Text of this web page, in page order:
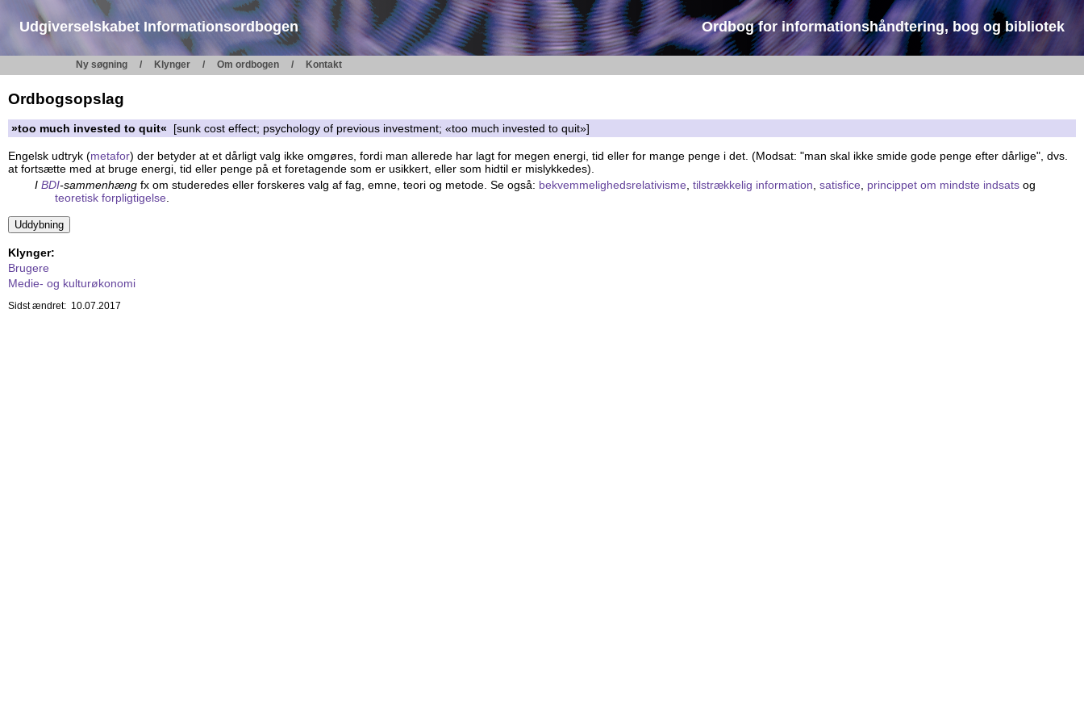
Udgiverselskabet Informationsordbogen Ordbog for informationshåndtering, bog og bibliotek
Ny søgning Klynger Om ordbogen Kontakt
Ordbogsopslag
»too much invested to quit« [sunk cost effect; psychology of previous investment; «too much invested to quit»]
Engelsk udtryk (metafor) der betyder at et dårligt valg ikke omgøres, fordi man allerede har lagt for megen energi, tid eller for mange penge i det. (Modsat: "man skal ikke smide gode penge efter dårlige", dvs.
at fortsætte med at bruge energi, tid eller penge på et foretagende som er usikkert, eller som hidtil er mislykkedes).
I BDI-sammenhængfx om studeredes eller forskeres valg af fag, emne, teori og metode. Se også: bekvemmelighedsrelativisme tilstrækkelig information satisfice princippet om mindste indsatsog
teoretisk forpligtigelse
Klynger:
Brugere
Medie- og kulturøkonomi
Sidst ændret: 10.07.2017